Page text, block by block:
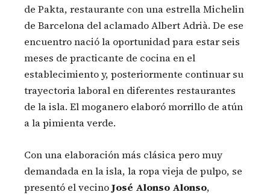
de Pakta, restaurante con una estrella Michelin
de Barcelona del aclamado Albert Adrià. De ese
encuentro nació la oportunidad para estar seis
meses de practicante de cocina en el
establecimiento y, posteriormente continuar su
trayectoria laboral en diferentes restaurantes
de la isla. El moganero elaboró morrillo de atún
a la pimienta verde.
Con una elaboración más clásica pero muy
demandada en la isla, la ropa vieja de pulpo, se
presentó el vecinoJosé Alonso Alonso,